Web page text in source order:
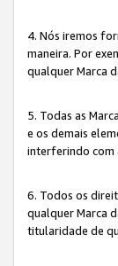
4. Nós iremos
maneira. Por
qualquer Marca
5. Todas as
e os demais
interferindo com
6. Todos os
qualquer Marca
titularidade de